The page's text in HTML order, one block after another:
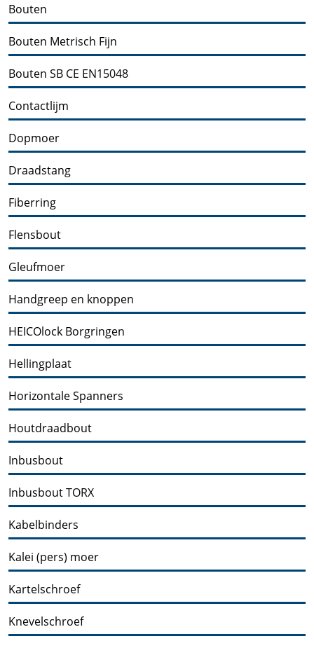
Bouten
Bouten Metrisch Fijn
Bouten SB CE EN15048
Contactlijm
Dopmoer
Draadstang
Fiberring
Flensbout
Gleufmoer
Handgreep en knoppen
HEICOlock Borgringen
Hellingplaat
Horizontale Spanners
Houtdraadbout
Inbusbout
Inbusbout TORX
Kabelbinders
Kalei (pers) moer
Kartelschroef
Knevelschroef